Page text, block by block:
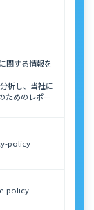
関する情報を
析し、当社に
ためのレポー
policy
policy